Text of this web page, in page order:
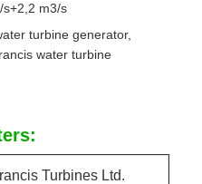
m3/s
turbine generator,
water turbine
Turbines Ltd.